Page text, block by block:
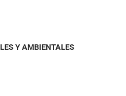
Y AMBIENTALES